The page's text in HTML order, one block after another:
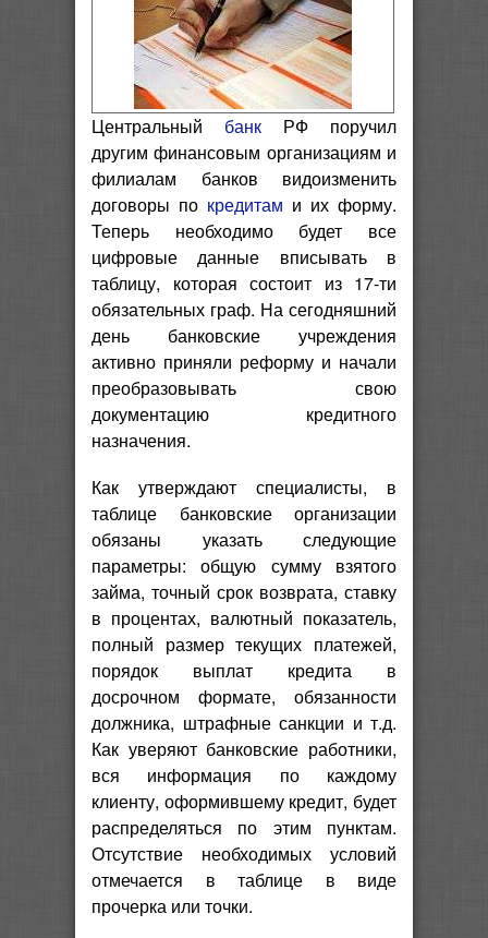
Центральный банк РФ поручил
другим финансовым организациям и
филиалам банков видоизменить
договоры по кредитам и их форму.
Теперь необходимо будет все
цифровые данные вписывать в
таблицу, которая состоит из 17-ти
обязательных граф. На сегодняшний
день банковские учреждения
активно приняли реформу и начали
преобразовывать свою
документацию кредитного
назначения.
Как утверждают специалисты, в
таблице банковские организации
обязаны указать следующие
параметры: общую сумму взятого
займа, точный срок возврата, ставку
в процентах, валютный показатель,
полный размер текущих платежей,
порядок выплат кредита в
досрочном формате, обязанности
должника, штрафные санкции и т.д.
Как уверяют банковские работники,
вся информация по каждому
клиенту, оформившему кредит, будет
распределяться по этим пунктам.
Отсутствие необходимых условий
отмечается в таблице в виде
прочерка или точки.